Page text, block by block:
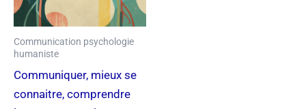
Communication psychologie
humaniste
Communiquer, mieux se
connaitre, comprendre
plusieurs
variations.
Les
peuvent